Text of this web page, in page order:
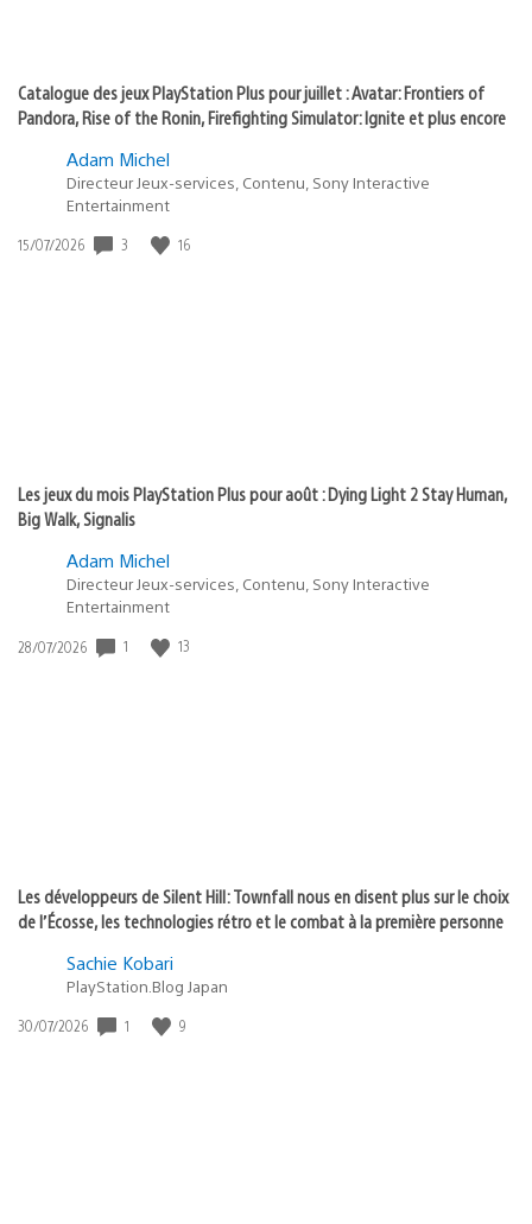
Catalogue des jeux PlayStation Plus pour juillet : Avatar: Frontiers of
Pandora, Rise of the Ronin, Firefighting Simulator: Ignite et plus encore
Adam Michel
Directeur Jeux-services, Contenu, Sony Interactive
Entertainment
Date
15/07/2026 3 16
Les jeux du mois PlayStation Plus pour août : Dying Light 2 Stay Human,
Big Walk, Signalis
Adam Michel
Directeur Jeux-services, Contenu, Sony Interactive
Entertainment
Date
28/07/2026 1 13
Les développeurs de Silent Hill: Townfall nous en disent plus sur le choix
de l’Écosse, les technologies rétro et le combat à la première personne
Sachie Kobari
PlayStation.Blog Japan
Date
30/07/2026 1 9